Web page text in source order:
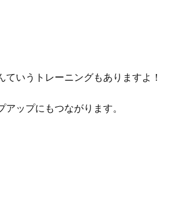
いうトレーニングもありますよ！
ップにもつながります。